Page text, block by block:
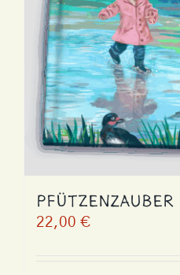
Pfützenzauber
22,00 €